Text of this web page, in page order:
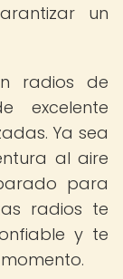
un
radios de
excelente
Ya sea
al aire
para
radios te
y te